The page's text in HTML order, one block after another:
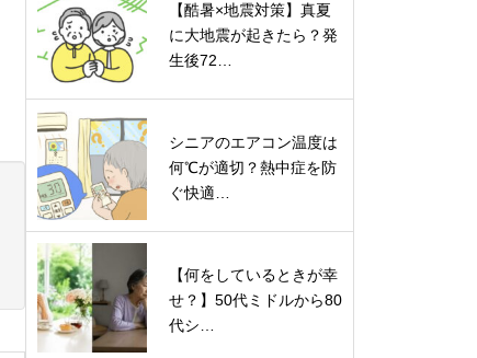
【酷暑×地震対策】真夏
に大地震が起きたら？発
生後72…
シニアのエアコン温度は
何℃が適切？熱中症を防
ぐ快適…
【何をしているときが幸
せ？】50代ミドルから80
代シ…